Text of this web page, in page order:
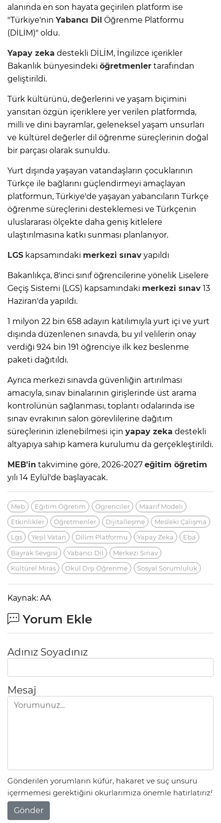
alanında en son hayata geçirilen platform ise
"Türkiye'nin Yabancı Dil Öğrenme Platformu
(DİLİM)" oldu.
Yapay zeka destekli DİLİM, İngilizce içerikler
Bakanlık bünyesindeki öğretmenler tarafından
geliştirildi.
Türk kültürünü, değerlerini ve yaşam biçimini
yansıtan özgün içeriklere yer verilen platformda,
milli ve dini bayramlar, geleneksel yaşam unsurları
ve kültürel değerler dil öğrenme süreçlerinin doğal
bir parçası olarak sunuldu.
Yurt dışında yaşayan vatandaşların çocuklarının
Türkçe ile bağlarını güçlendirmeyi amaçlayan
platformun, Türkiye'de yaşayan yabancıların Türkçe
öğrenme süreçlerini desteklemesi ve Türkçenin
uluslararası ölçekte daha geniş kitlelere
ulaştırılmasına katkı sunması planlanıyor.
LGS kapsamındaki merkezi sınav yapıldı
Bakanlıkça, 8'inci sınıf öğrencilerine yönelik Liselere
Geçiş Sistemi (LGS) kapsamındaki merkezi sınav 13
Haziran'da yapıldı.
1 milyon 22 bin 658 adayın katılımıyla yurt içi ve yurt
dışında düzenlenen sınavda, bu yıl velilerin onay
verdiği 924 bin 191 öğrenciye ilk kez beslenme
paketi dağıtıldı.
Ayrıca merkezi sınavda güvenliğin artırılması
amacıyla, sınav binalarının girişlerinde üst arama
kontrolünün sağlanması, toplantı odalarında ise
sınav evrakının salon görevlilerine dağıtım
süreçlerinin izlenebilmesi için yapay zeka destekli
altyapıya sahip kamera kurulumu da gerçekleştirildi.
MEB'in takvimine göre, 2026-2027 eğitim öğretim
yılı 14 Eylül'de başlayacak.
Meb Eğitim Öğretim Ögrenciler
Maarif Modeli
Etkinlikler
Öğretmenler Dijitalleşme
Mesleki Çalışma
Lgs
Yeşil Vatan Di̇li̇m Platformu Yapay Zeka
Eba
Bayrak Sevgisi
Yabancı Dil
Merkezi Sınav
Kültürel Miras
Okul Dışı Öğrenme Sosyal Sorumluluk
Kaynak: AA
Yorum Ekle
Adınız Soyadınız
Mesaj
Gönderilen yorumların küfür, hakaret ve suç unsuru
içermemesi gerektiğini okurlarımıza önemle hatırlatırız!
Gönder